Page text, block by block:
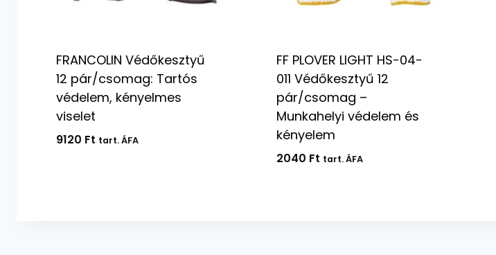
FRANCOLIN Védőkesztyű
12 pár/csomag: Tartós
védelem, kényelmes
viselet
9120 Ft tart. ÁFA
FF PLOVER LIGHT HS-04-
011 Védőkesztyű 12
pár/csomag –
Munkahelyi védelem és
kényelem
2040 Ft tart. ÁFA